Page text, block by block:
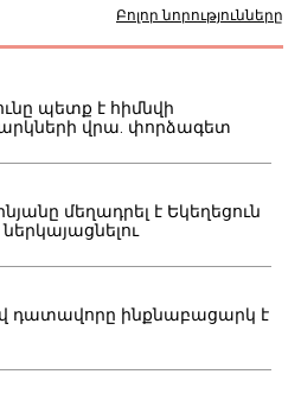
Բոլոր նորությունները
պետք է հիմնվի
վրա. փորձագետ
մեղադրել է Եկեղեցուն
դատավորը ինքնաբացարկ է
դիմել է